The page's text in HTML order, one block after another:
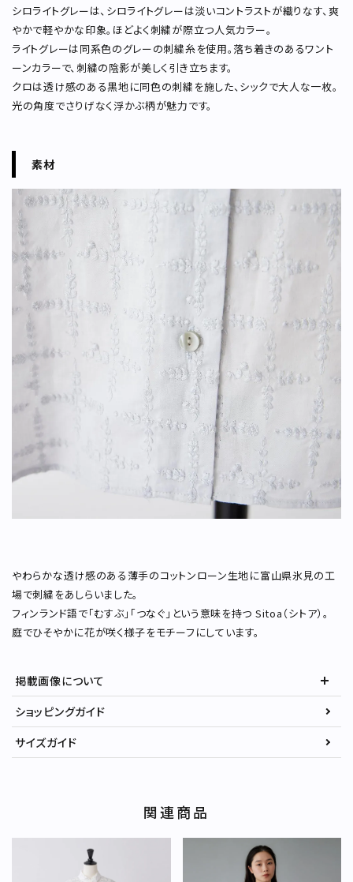
シロライトグレーは、シロライトグレーは淡いコントラストが織りなす、爽
やかで軽やかな印象。ほどよく刺繍が際立つ人気カラー。
ライトグレーは同系色のグレーの刺繍糸を使用。落ち着きのあるワント
ーンカラーで、刺繍の陰影が美しく引き立ちます。
クロは透け感のある黒地に同色の刺繍を施した、シックで大人な一枚。
光の角度でさりげなく浮かぶ柄が魅力です。
素材
やわらかな透け感のある薄手のコットンローン生地に富山県氷見の工
場で刺繍をあしらいました。
フィンランド語で「むすぶ」「つなぐ」という意味を持つ Sitoa（シトア）。
庭でひそやかに花が咲く様子をモチーフにしています。
掲載画像について
ショッピングガイド
サイズガイド
関連商品